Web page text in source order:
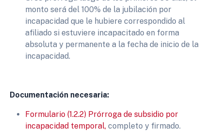
monto será del 100% de la jubilación por
incapacidad que le hubiere correspondido al
afiliado si estuviere incapacitado en forma
absoluta y permanente a la fecha de inicio de la
incapacidad.
Documentación necesaria:
Formulario (1.2.2) Prórroga de subsidio por
incapacidad temporal, completo y firmado.